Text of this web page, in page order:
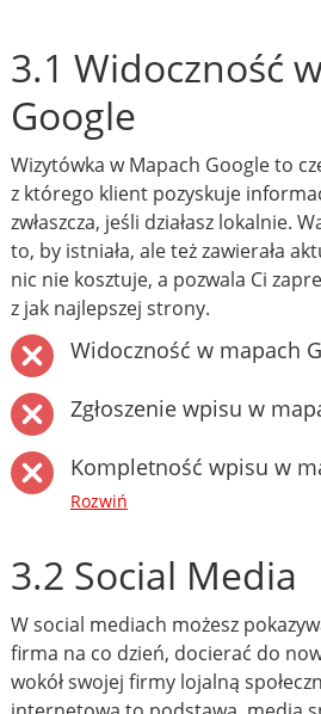
3.1 Widoczność
Google
Wizytówka w Mapach Google to
z którego klient pozyskuje
zwłaszcza, jeśli działasz lokalnie.
to, by istniała, ale też zawierała
nic nie kosztuje, a pozwala Ci
z jak najlepszej strony.
Widoczność w mapach
Zgłoszenie wpisu w
Kompletność wpisu w
Rozwiń
3.2 Social Media
W social mediach możesz
firma na co dzień, docierać do
wokół swojej firmy lojalną